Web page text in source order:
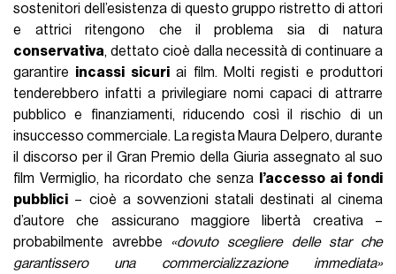
sostenitori dell’esistenza di questo gruppo ristretto di attori
e attrici ritengono che il problema sia di natura
conservativa, dettato cioè dalla necessità di continuare a
garantire incassi sicuriai film. Molti registi e produttori
tenderebbero infatti a privilegiare nomi capaci di attrarre
pubblico e finanziamenti, riducendo così il rischio di un
insuccesso commerciale. La regista Maura Delpero, durante
il discorso per il Gran Premio della Giuria assegnato al suo
film Vermiglio, ha ricordato che senza
l’accesso ai fondi
pubblici – cioè a sovvenzioni statali destinati al cinema
d’autore che assicurano maggiore libertà creativa –
probabilmente avrebbe «dovuto scegliere delle star che
garantissero una commercializzazione immediata»